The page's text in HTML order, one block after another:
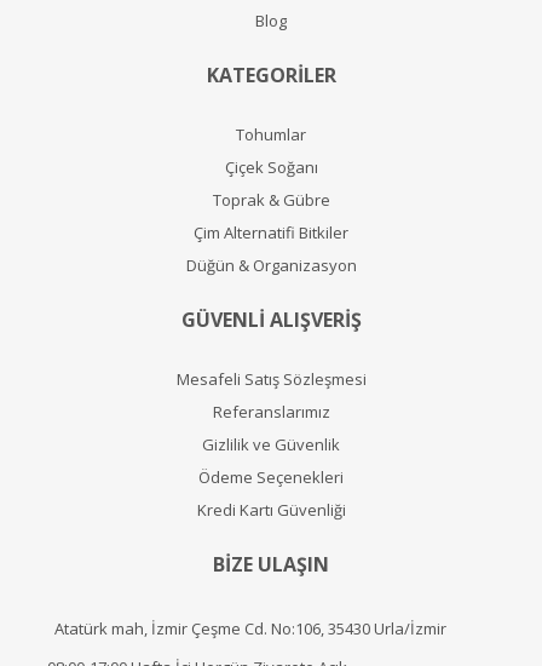
Blog
KATEGORİLER
Tohumlar
Çiçek Soğanı
Toprak & Gübre
Çim Alternatifi Bitkiler
Düğün & Organizasyon
GÜVENLİ ALIŞVERİŞ
Mesafeli Satış Sözleşmesi
Referanslarımız
Gizlilik ve Güvenlik
Ödeme Seçenekleri
Kredi Kartı Güvenliği
BİZE ULAŞIN
Atatürk mah, İzmir Çeşme Cd. No:106, 35430 Urla/İzmir